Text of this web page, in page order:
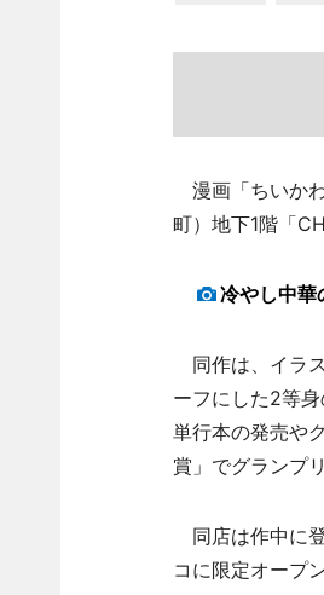
漫画「ちいか
町）地下1階「
冷やし中華
同作は、イラ
ーフにした2等
単行本の発売や
賞」でグランプ
同店は作中に
コに限定オープ